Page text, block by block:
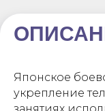
Японское
укрепление